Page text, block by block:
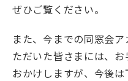
ぜひご覧ください。
また、今までの同窓会
ただいた皆さまには、お
おかけしますが、今後